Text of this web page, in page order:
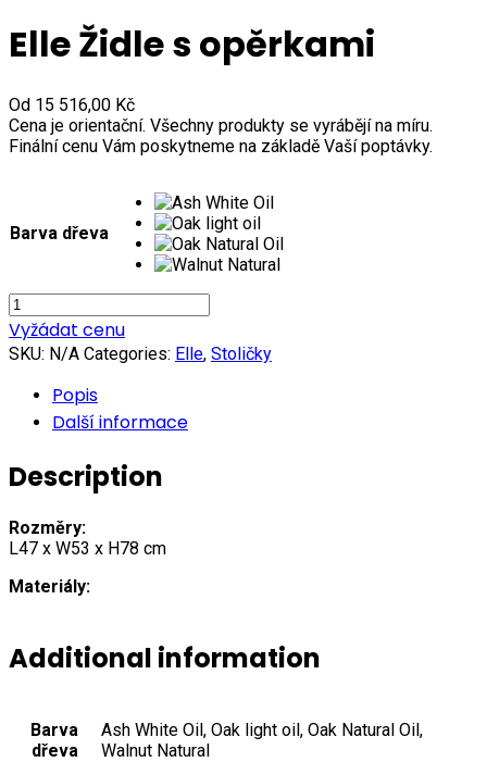
Elle Židle s opěrkami
Od 15 516,00 Kč
Cena je orientační. Všechny produkty se vyrábějí na míru.
Finální cenu Vám poskytneme na základě Vaší poptávky.
Barva dřeva
Elle
Židle
s
opěrkami
quantity
Vyžádat cenu
SKU: N/A Categories: Elle, Stoličky
Popis
Další informace
Description
Rozměry:
L47 x W53 x H78 cm
Materiály:
Additional information
Barva
dřeva
Ash White Oil, Oak light oil, Oak Natural Oil,
Walnut Natural